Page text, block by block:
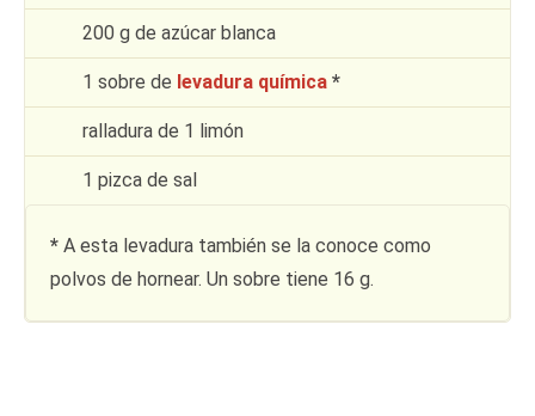
200 g de azúcar blanca
1 sobre de levadura química *
ralladura de 1 limón
1 pizca de sal
* A esta levadura también se la conoce como
polvos de hornear. Un sobre tiene 16 g.